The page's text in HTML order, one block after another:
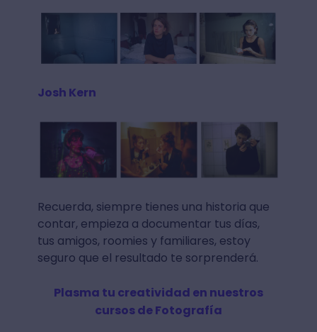
Josh Kern
Recuerda, siempre tienes una historia que
contar, empieza a documentar tus días,
tus amigos, roomies y familiares, estoy
seguro que el resultado te sorprenderá.
Plasma tu creatividad en nuestros
cursos de Fotografía